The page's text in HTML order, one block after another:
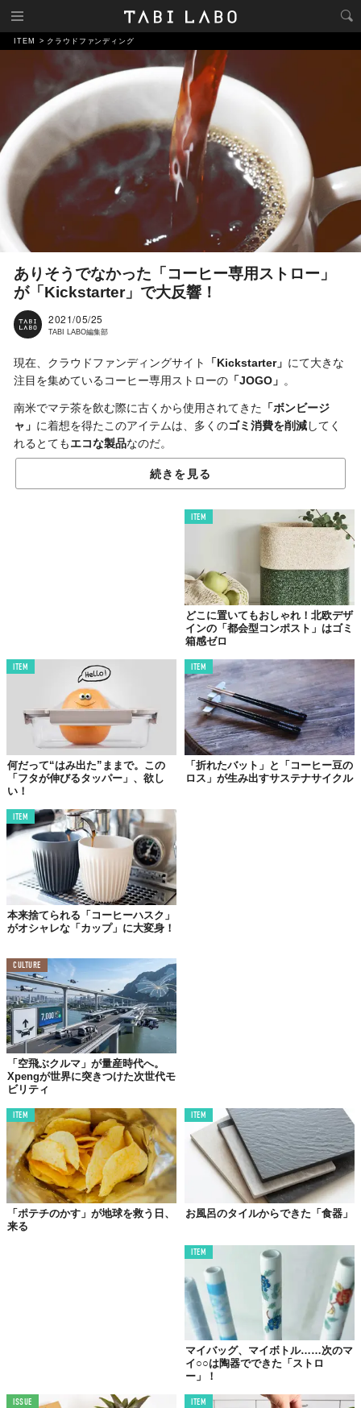
ITEM クラウドファンディング
ありそうでなかった「コーヒー専用ストロー」
が「Kickstarter」で大反響！
2021/05/25
TABI LABO編集部
現在、クラウドファンディングサイト 「Kickstarter」 にて大きな
注目を集めているコーヒー専用ストローの 「JOGO」 。
南米でマテ茶を飲む際に古くから使用されてきた 「ボンビージ
ャ」 に着想を得たこのアイテムは、多くのゴミ消費を削減してく
れるとてもエコな製品なのだ。
金属製のフィルター
コーヒー粉を直接お湯で溶かすだけで、ストローからコーヒーを
©JoGo - The Original Coffee Brewing Straw/YouTube
また、外出先で購入したコーヒーには、プラスチック製のカップ
が付属することも多い。そんな時にも、このストロー1本さえあれ
ば、カップ不要でエコにコーヒーを楽しむことができる。
ストローでホットのコーヒを飲むとなると、怖いのは
だが、口先に シリコン製の断熱チップ
程度の熱さなら問題なしとのこと。
さらに副次的な作用ではあるが、コーヒーが直接喉に届くため、
歯への色素沈着を抑えてくれる効果
約受付中。毎日コーヒーを飲む方、またアウトドアが好きな方に
とくにオススメだ！
この世界は、もっと広いはずだ。
続きを見る
ITEM
どこに置いてもおしゃれ！北欧デザ
インの「都会型コンポスト」はゴミ
箱感ゼロ
ITEM
何だって“はみ出た”ままで。この
「フタが伸びるタッパー」、欲し
い！
ITEM
「折れたバット」と「コーヒー豆の
ロス」が生み出すサステナサイクル
ITEM
本来捨てられる「コーヒーハスク」
がオシャレな「カップ」に大変身！
CULTURE
「空飛ぶクルマ」が量産時代へ。
Xpengが世界に突きつけた次世代モ
ビリティ
ITEM
「ポテチのかす」が地球を救う日、
来る
ITEM
お風呂のタイルからできた「食器」
ITEM
マイバッグ、マイボトル……次のマ
イ○○は陶器でできた「ストロ
ー」！
ISSUE ITEM